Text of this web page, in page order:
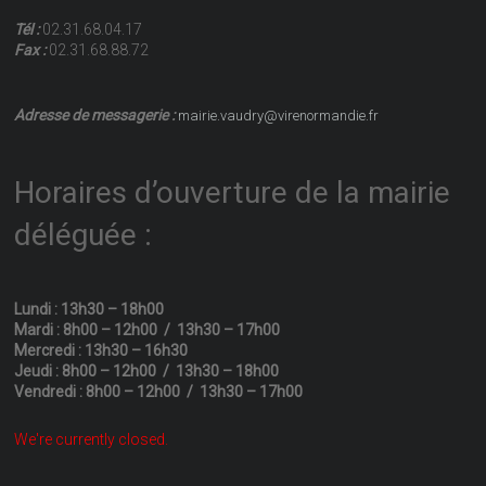
Tél :02.31.68.04.17
Fax :02.31.68.88.72
Adresse de messagerie :mairie.vaudry@virenormandie.fr
Horaires d’ouverture de la mairie
déléguée :
Lundi : 13h30 – 18h00
Mardi : 8h00 – 12h00 / 13h30 – 17h00
Mercredi : 13h30 – 16h30
Jeudi : 8h00 – 12h00 / 13h30 – 18h00
Vendredi : 8h00 – 12h00 / 13h30 – 17h00
We're currently closed.